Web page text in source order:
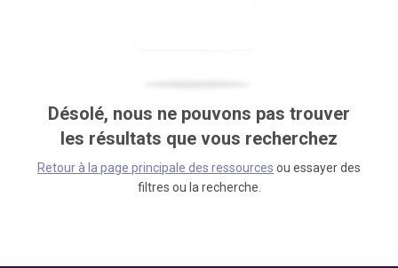
Désolé, nous ne pouvons pas trouver
les résultats que vous recherchez
Retour à la page principale des ressources ou essayer des
filtres ou la recherche.